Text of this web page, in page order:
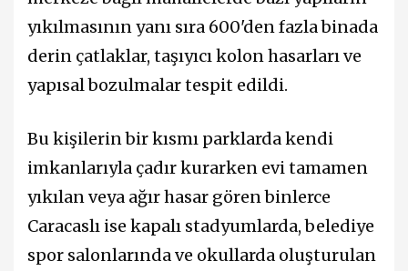
yıkılmasının yanı sıra 600'den fazla binada
derin çatlaklar, taşıyıcı kolon hasarları ve
yapısal bozulmalar tespit edildi.
Bu kişilerin bir kısmı parklarda kendi
imkanlarıyla çadır kurarken evi tamamen
yıkılan veya ağır hasar gören binlerce
Caracaslı ise kapalı stadyumlarda, belediye
spor salonlarında ve okullarda oluşturulan